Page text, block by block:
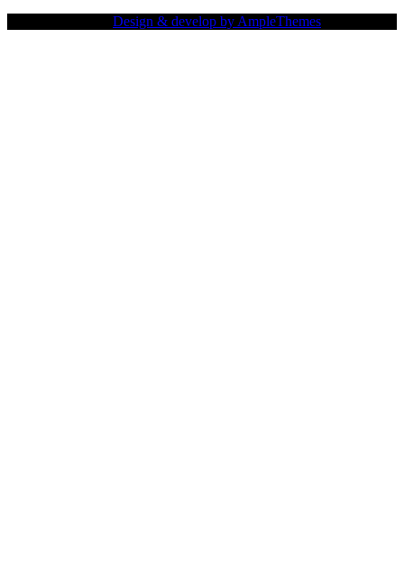
Design & develop by AmpleThemes